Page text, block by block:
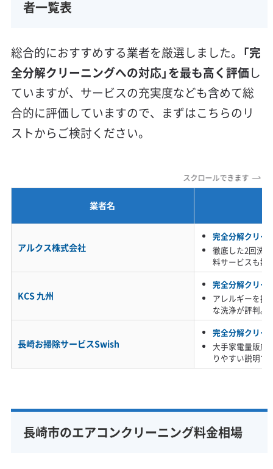
資格保有スタッフ
保証付き アフターフォロー
女性スタッフ在籍
エコ洗剤使用
アレルギー対策
ハウスダスト除去
利便性・サービス (12)
防汚コーティング
者一覧表
総合的におすすめする業者を厳選しました。 「完
全分解クリーニングへの対応」を最も高く評価し
ていますが、サービスの充実度なども含めて総
合的に評価していますので、まずはこちらのリ
ストからご検討ください。
スクロールできます
業者名
アルクス株式会社
完全分解クリー
徹底した2回洗
料サービスも嬉
KCS 九州
完全分解クリー
アレルギーを持
な洗浄が評判。
長崎お掃除サービスSwish
完全分解クリー
大手家電量販店
りやすい説明で
長崎市のエアコンクリーニング料金相場